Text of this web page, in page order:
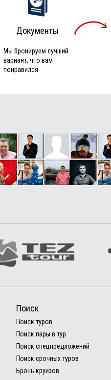
Документы
Мы бронируем лучший
вариант, что вам
понравился
Поиск
Поиск туров
Поиск пары в тур
Поиск спецпредложений
Поиск срочных туров
Бронь круизов